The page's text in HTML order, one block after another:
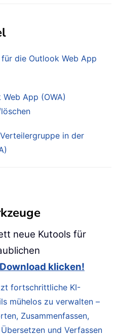
die Outlook Web App
App (OWA)
in der
neue Kutools für
klicken!
fortschrittliche KI-
mühelos zu verwalten –
Zusammenfassen,
und Verfassen